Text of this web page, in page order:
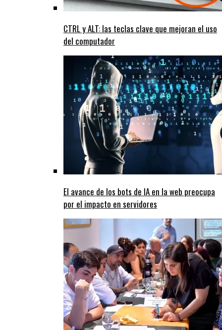
CTRL y ALT: las teclas clave que mejoran el uso
del computador
El avance de los bots de IA en la web preocupa
por el impacto en servidores